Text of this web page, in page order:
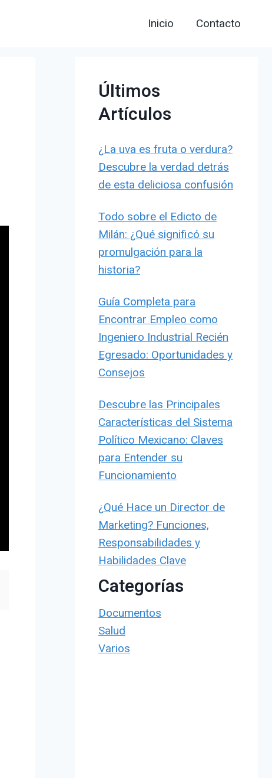
Inicio Contacto
Últimos
Artículos
¿La uva es fruta o verdura?
Descubre la verdad detrás
de esta deliciosa confusión
Todo sobre el Edicto de
Milán: ¿Qué significó su
promulgación para la
historia?
Guía Completa para
Encontrar Empleo como
Ingeniero Industrial Recién
Egresado: Oportunidades y
Consejos
Descubre las Principales
Características del Sistema
Político Mexicano: Claves
para Entender su
Funcionamiento
¿Qué Hace un Director de
Marketing? Funciones,
Responsabilidades y
Habilidades Clave
Categorías
Documentos
Salud
Varios